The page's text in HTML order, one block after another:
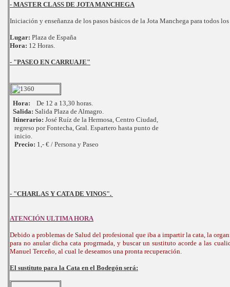
- MASTER CLASS DE JOTA MANCHEGA
Iniciación y enseñanza de los pasos básicos de la Jota Manchega para todos
Lugar: Plaza de España
Hora: 12 Horas.
- "PASEO EN CARRUAJE"
Hora: De 12 a 13,30 horas.
Salida: Salida Plaza de Almagro.
Itinerario: José Ruíz de la Hermosa, Centro Ciudad,
regreso por Fontecha, Gral. Espartero hasta punto de
inicio.
Precio: 1,- € / Persona y Paseo
- "CHARLAS Y CATA DE VINOS".
ATENCIÓN ULTIMA HORA
Debido a problemas de Salud del profesional que iba a impartir la cata, la
para no anular dicha cata progrmada, y buscar un sustituto acorde a las
Manuel Terceño, al cual le deseamos una pronta recuperación.
El sustituto para la Cata en el Bodegón será: